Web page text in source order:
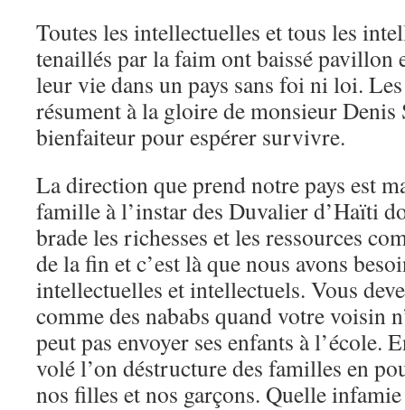
Toutes les intellectuelles et tous les
tenaillés par la faim ont baissé pavillon
leur vie dans un pays sans foi ni loi. Les
résument à la gloire de monsieur Denis
bienfaiteur pour espérer survivre.
La direction que prend notre pays est
famille à l’instar des Duvalier d’Haïti
brade les richesses et les ressources
de la fin et c’est là que nous avons
intellectuelles et intellectuels. Vous
comme des nababs quand votre voisin
peut pas envoyer ses enfants à l’école.
volé l’on déstructure des familles en
nos filles et nos garçons. Quelle